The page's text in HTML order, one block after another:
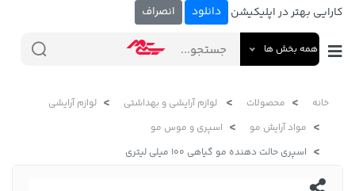
کارایی بهتر در اپلیکیشن دانلود انصراف
همه بخش ها
خانه محصولات لوازم آرایشی و بهداشتی
لوازم آرایشی
مواد آرایش مو
اسپری و موس مو
اسپری حالت دهنده مو گیاهی 100 میلی لیتری